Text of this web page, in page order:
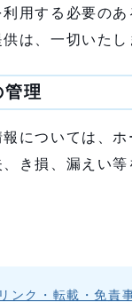
用する必要の
は、一切いたし
管理
については、
き損、漏えい等
リンク・転載・免責